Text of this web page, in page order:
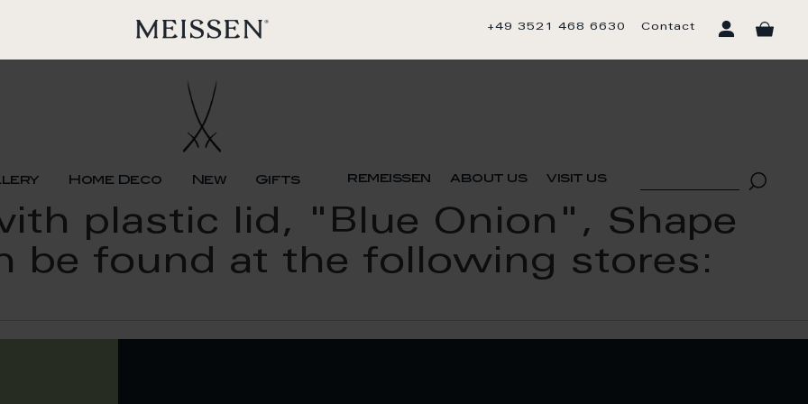
+49 3521 468 6630 Contact
Home Deco New Gifts remeissen about us visit us
plastic lid, "Blue Onion", Shape
be found at the following stores: